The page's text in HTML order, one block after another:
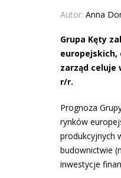
Autor: Anna
Grupa Kęty
europejskich,
zarząd celuje
r/r.
Prognoza
rynków
produkcyjnych
budownictwie
inwestycje